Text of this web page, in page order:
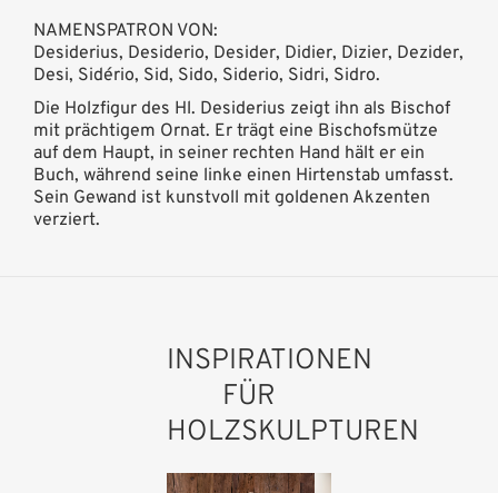
NAMENSPATRON VON:
Desiderius, Desiderio, Desider, Didier, Dizier, Dezider,
Desi, Sidério, Sid, Sido, Siderio, Sidri, Sidro.
Die Holzfigur des Hl. Desiderius zeigt ihn als Bischof
mit prächtigem Ornat. Er trägt eine Bischofsmütze
auf dem Haupt, in seiner rechten Hand hält er ein
Buch, während seine linke einen Hirtenstab umfasst.
Sein Gewand ist kunstvoll mit goldenen Akzenten
verziert.
INSPIRATIONEN
FÜR
HOLZSKULPTUREN